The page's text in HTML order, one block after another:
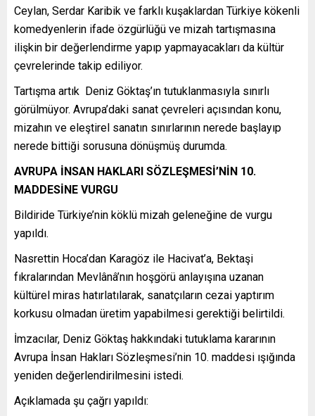
Ceylan, Serdar Karibik ve farklı kuşaklardan Türkiye kökenli
komedyenlerin ifade özgürlüğü ve mizah tartışmasına
ilişkin bir değerlendirme yapıp yapmayacakları da kültür
çevrelerinde takip ediliyor.
Tartışma artık Deniz Göktaş’ın tutuklanmasıyla sınırlı
görülmüyor. Avrupa’daki sanat çevreleri açısından konu,
mizahın ve eleştirel sanatın sınırlarının nerede başlayıp
nerede bittiği sorusuna dönüşmüş durumda.
AVRUPA İNSAN HAKLARI SÖZLEŞMESİ’NİN 10.
MADDESİNE VURGU
Bildiride Türkiye’nin köklü mizah geleneğine de vurgu
yapıldı.
Nasrettin Hoca’dan Karagöz ile Hacivat’a, Bektaşi
fıkralarından Mevlânâ’nın hoşgörü anlayışına uzanan
kültürel miras hatırlatılarak, sanatçıların cezai yaptırım
korkusu olmadan üretim yapabilmesi gerektiği belirtildi.
İmzacılar, Deniz Göktaş hakkındaki tutuklama kararının
Avrupa İnsan Hakları Sözleşmesi’nin 10. maddesi ışığında
yeniden değerlendirilmesini istedi.
Açıklamada şu çağrı yapıldı: